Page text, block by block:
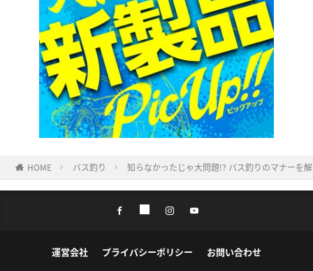
HOME バス釣り 知らなかったじゃ大問題!? バス釣りのマナーを
運営会社 プライバシーポリシー お問い合わせ